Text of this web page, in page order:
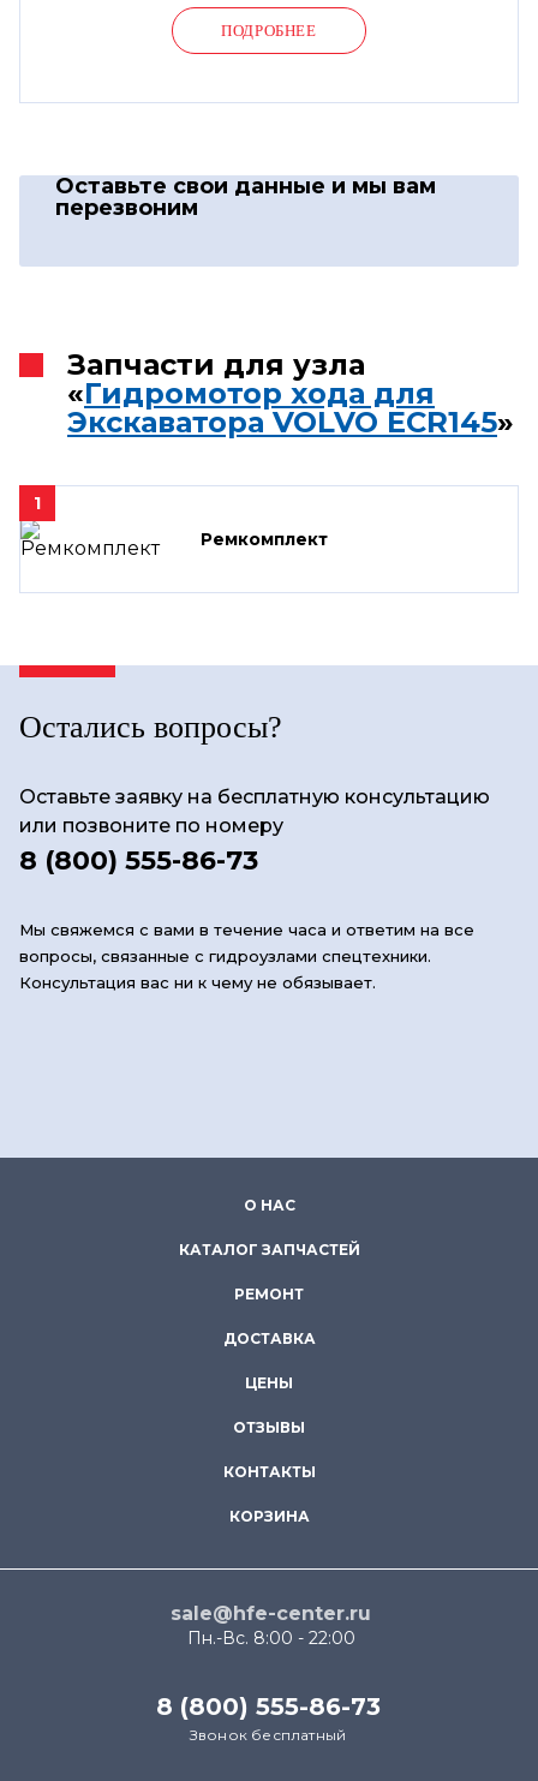
ПОДРОБНЕЕ
Оставьте свои данные и мы вам
перезвоним
Запчасти для узла
«Гидромотор хода для
Экскаватора VOLVO ECR145»
1
Ремкомплект
Остались вопросы?
Оставьте заявку на бесплатную консультацию
или позвоните по номеру
8 (800) 555-86-73
Мы свяжемся с вами в течение часа и ответим на все
вопросы, связанные с гидроузлами спецтехники.
Консультация вас ни к чему не обязывает.
О НАС
КАТАЛОГ ЗАПЧАСТЕЙ
РЕМОНТ
ДОСТАВКА
ЦЕНЫ
ОТЗЫВЫ
КОНТАКТЫ
КОРЗИНА
sale@hfe-center.ru
Пн.-Вс. 8:00 - 22:00
8 (800) 555-86-73
Звонок бесплатный